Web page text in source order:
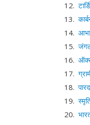
12.
13.
14.
15.
16.
17.
18.
19.
20.